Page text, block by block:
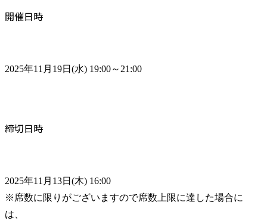
開催日時
2025年11月19日(水) 19:00～21:00
締切日時
2025年11月13日(木) 16:00
※席数に限りがございますので席数上限に達した場合に
は、